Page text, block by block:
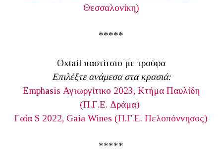
Θεσσαλονίκη)
*****
Oxtail παστίτσιο με τρούφα
Επιλέξτε ανάμεσα στα κρασιά:
Emphasis Αγιωργίτικο 2023, Κτήμα Παυλίδη
(Π.Γ.Ε. Δράμα)
Γαία S 2022, Gaia Wines (Π.Γ.Ε. Πελοπόννησος)
*****